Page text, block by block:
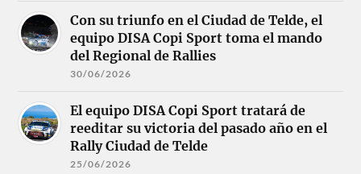
Con su triunfo en el Ciudad de Telde, el
equipo DISA Copi Sport toma el mando
del Regional de Rallies
30/06/2026
El equipo DISA Copi Sport tratará de
reeditar su victoria del pasado año en el
Rally Ciudad de Telde
25/06/2026